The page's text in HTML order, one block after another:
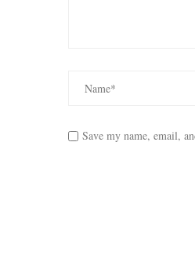
Save my name, email,